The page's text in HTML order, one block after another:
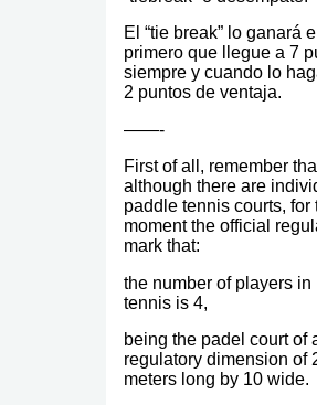
El “tie break” lo ganará el
primero que llegue a 7
siempre y cuando lo
2 puntos de ventaja.
——-
First of all, remember
although there are
paddle tennis courts, for
moment the official
mark that:
the number of players in
tennis is 4,
being the padel court of
regulatory dimension of
meters long by 10 wide.